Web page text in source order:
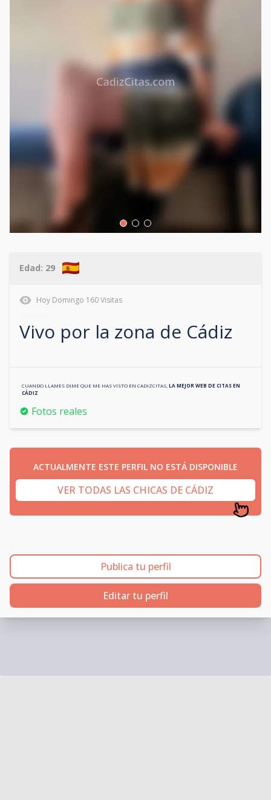
Edad: 29
Hoy Domingo 160Visitas
Vivo por la zona de Cádiz
CUANDO LLAMES DIME QUE ME HAS VISTO EN CADIZCITAS,LA MEJOR WEB DE CITAS EN
CÁDIZ
Fotos reales
ACTUALMENTE ESTE PERFIL NO ESTÁ DISPONIBLE
VER TODAS LAS CHICAS DE CÁDIZ
Publica tu perfil
Editar tu perfil